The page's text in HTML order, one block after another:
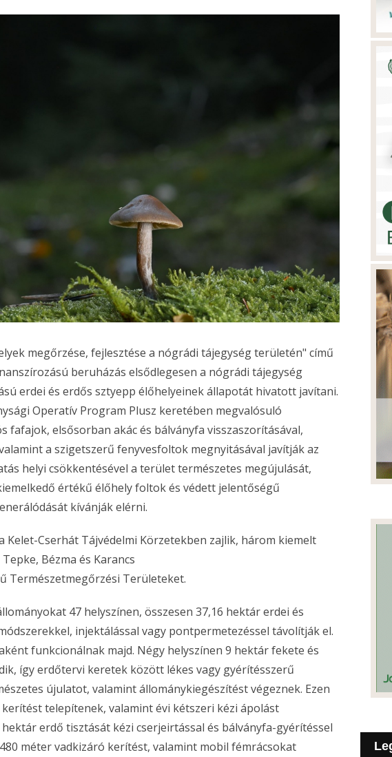
megőrzése, fejlesztése a nógrádi tájegység területén" című
beruházás elsődlegesen a nógrádi tájegység
erdei és erdős sztyepp élőhelyeinek állapotát hivatott javítani.
Operatív Program Plusz keretében megvalósuló
fafajok, elsősorban akác és bálványfa visszaszorításával,
a szigetszerű fenyvesfoltok megnyitásával javítják az
helyi csökkentésével a terület természetes megújulását,
értékű élőhely foltok és védett jelentőségű
kívánják elérni.
Kelet-Cserhát Tájvédelmi Körzetekben zajlik, három kiemelt
Bézma és Karancs
Természetmegőrzési Területeket.
47 helyszínen, összesen 37,16 hektár erdei és
injektálással vagy pontpermetezéssel távolítják el.
funkcionálnak majd. Négy helyszínen 9 hektár fekete és
így erdőtervi keretek között lékes vagy gyérítésszerű
újulatot, valamint állománykiegészítést végeznek. Ezen
telepítenek, valamint évi kétszeri kézi ápolást
erdő tisztását kézi cserjeirtással és bálványfa-gyérítéssel
méter vadkizáró kerítést, valamint mobil fémrácsokat